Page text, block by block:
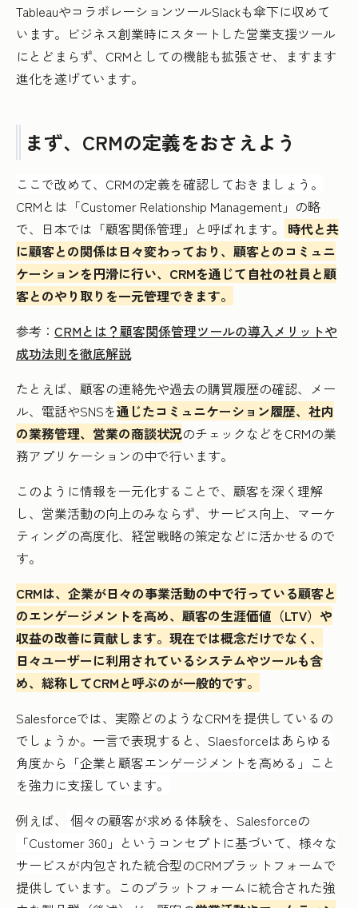
TableauやコラボレーションツールSlackも傘下に収めて
います。ビジネス創業時にスタートした営業支援ツール
にとどまらず、CRMとしての機能も拡張させ、ますます
進化を遂げています。
まず、CRMの定義をおさえよう
ここで改めて、CRMの定義を確認しておきましょう。
CRMとは「Customer Relationship Management」の略
で、日本では「顧客関係管理」と呼ばれます。
時代と共
に顧客との関係は日々変わっており、顧客とのコミュニ
ケーションを円滑に行い、CRMを通じて自社の社員と顧
客とのやり取りを一元管理できます。
参考： CRMとは？顧客関係管理ツールの導入メリットや
成功法則を徹底解説
たとえば、顧客の連絡先や過去の購買履歴の確認、メー
ル、電話やSNSを通じたコミュニケーション履歴、社内
の業務管理、営業の商談状況のチェックなどをCRMの業
務アプリケーションの中で行います。
このように情報を一元化することで、顧客を深く理解
し、営業活動の向上のみならず、サービス向上、マーケ
ティングの高度化、経営戦略の策定などに活かせるので
す。
CRMは、企業が日々の事業活動の中で行っている顧客と
のエンゲージメントを高め、顧客の生涯価値（LTV）や
収益の改善に貢献します。現在では概念だけでなく、
日々ユーザーに利用されているシステムやツールも含
め、総称してCRMと呼ぶのが一般的です。
Salesforceでは、実際どのようなCRMを提供しているの
でしょうか。一言で表現すると、 Slaesforceはあらゆる
角度から「企業と顧客エンゲージメントを高める」こと
を強力に支援しています。
例えば、
個々の顧客が求める体験を、Salesforceの
「Customer 360」というコンセプトに基づいて、様々な
サービスが内包された統合型のCRMプラットフォームで
提供しています。このプラットフォームに統合された強